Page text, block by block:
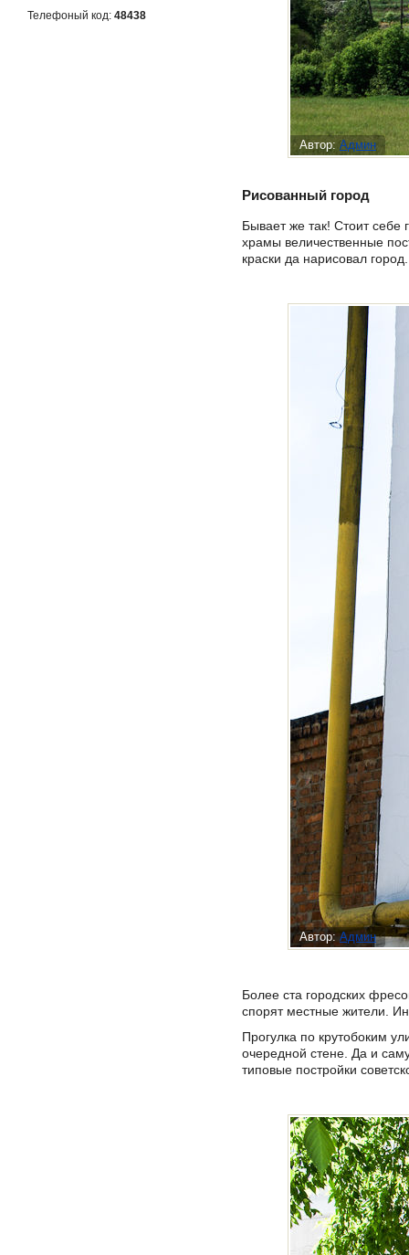
Телефоный код: 48438
Автор: Админ
Рисованный город
Бывает же так! Стоит
храмы величественные
краски да нарисовал
Автор:Админ
Более ста городских
спорят местные жители.
Прогулка по крутобоким
очередной стене. Да и
типовые постройки